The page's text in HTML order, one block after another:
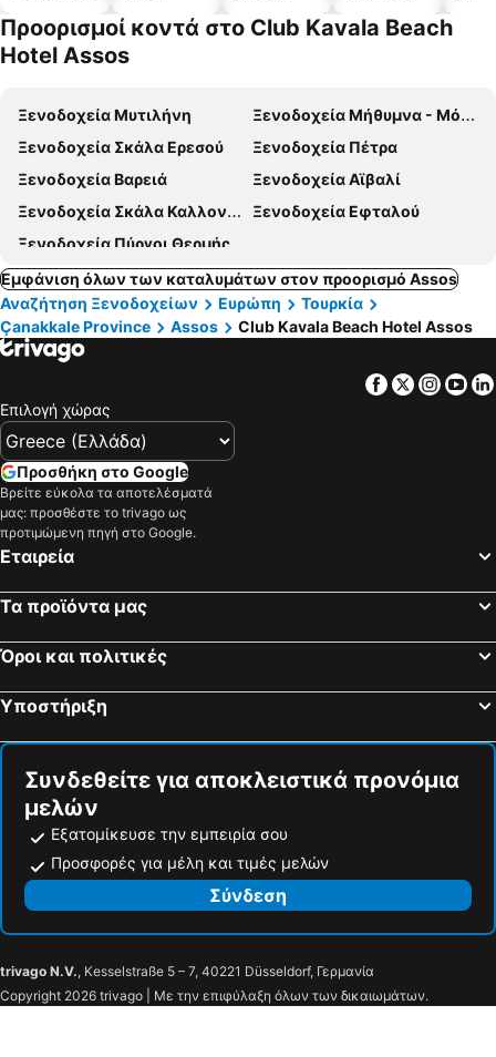
κατοικίδι
Προορισμοί κοντά στο Club Kavala Beach
Hotel Assos
Ξενοδοχεία Μυτιλήνη
Ξενοδοχεία Μήθυμνα - Μόλυβος
Ξενοδοχεία Σκάλα Ερεσού
Ξενοδοχεία Πέτρα
Ξενοδοχεία Βαρειά
Ξενοδοχεία Αϊβαλί
Ξενοδοχεία Σκάλα Καλλονής
Ξενοδοχεία Εφταλού
Ξενοδοχεία Πύργοι Θερμής
Εμφάνιση όλων των καταλυμάτων στον προορισμό Assos
Αναζήτηση Ξενοδοχείων
Ευρώπη
Τουρκία
Çanakkale Province
Assos Club Kavala Beach Hotel Assos
Facebook
Twitter
Επιλογή χώρας
Προσθήκη στο Google
Βρείτε εύκολα τα αποτελέσματά
μας: προσθέστε το trivago ως
προτιμώμενη πηγή στο Google.
Εταιρεία
Τα προϊόντα μας
Όροι και πολιτικές
Υποστήριξη
Συνδεθείτε για αποκλειστικά προνόμια
μελών
Εξατομίκευσε την εμπειρία σου
Προσφορές για μέλη και τιμές μελών
Σύνδεση
trivago N.V., Kesselstraße 5 – 7, 40221 Düsseldorf, Γερμανία
Copyright 2026 trivago | Με την επιφύλαξη όλων των δικαιωμάτων.